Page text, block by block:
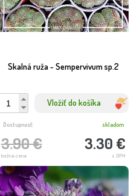
Skalná ruža - Sempervivum sp.2
Vložiť do košíka
3.90 €
bežná cena
3.30 €
s DPH
Dostupnosť: skladom